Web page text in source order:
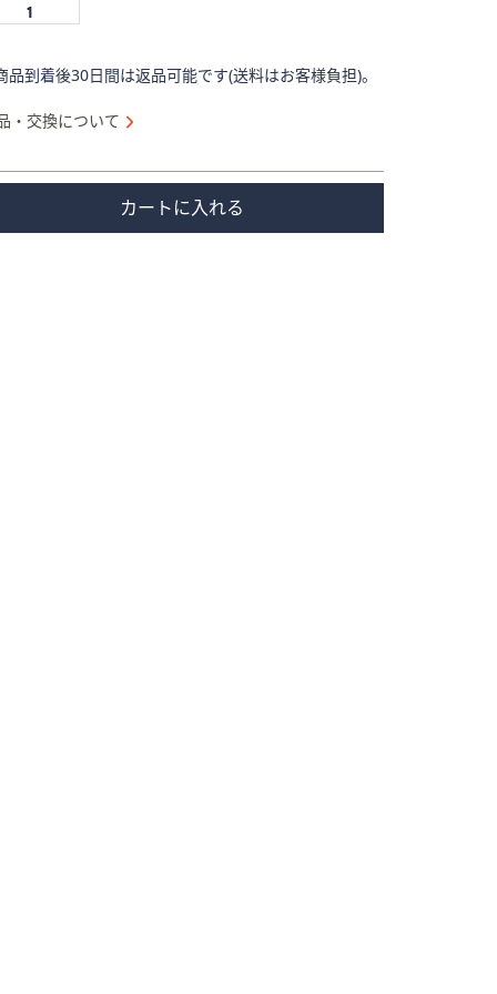
品到着後30日間は返品可能です(送料はお客様負担)。
・交換について
カートに入れる